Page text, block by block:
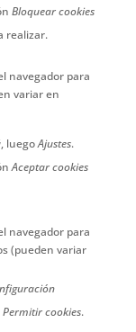
Bloquear cookies
realizar.
navegador para
variar en
, luegoAjustes.
Aceptar cookies
navegador para
(pueden variar
Permitir cookies.